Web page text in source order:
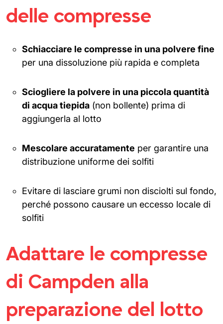
delle compresse
Schiacciare le compresse in una polvere fine
per una dissoluzione più rapida e completa
Sciogliere la polvere in una piccola quantità
di acqua tiepida (non bollente) prima di
aggiungerla al lotto
Mescolare accuratamente per garantire una
distribuzione uniforme dei solfiti
Evitare di lasciare grumi non disciolti sul fondo,
perché possono causare un eccesso locale di
solfiti
Adattare le compresse
di Campden alla
preparazione del lotto